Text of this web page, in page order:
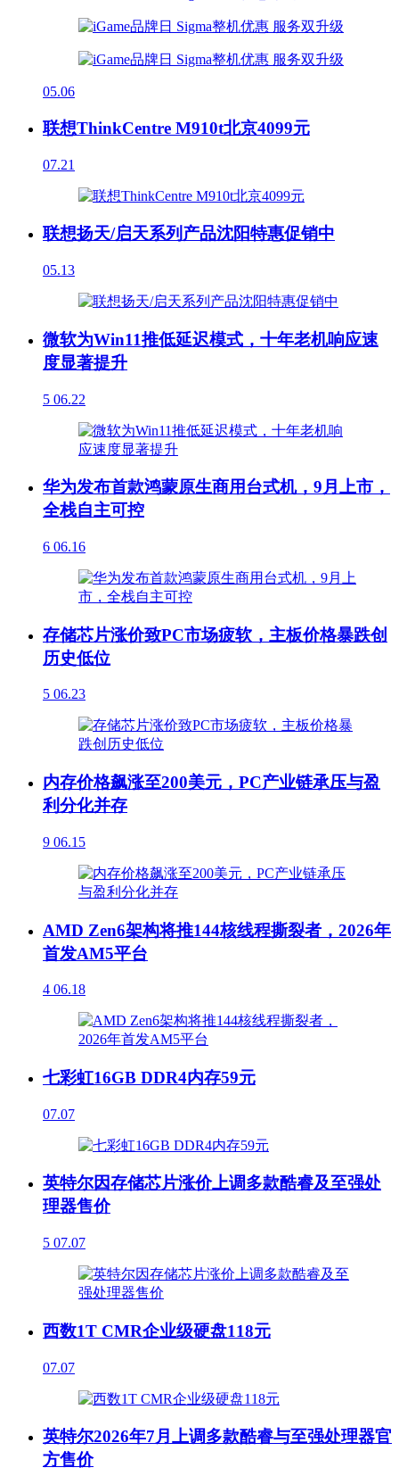
05.06
联想ThinkCentre M910t北京4099元
07.21
联想扬天/启天系列产品沈阳特惠促销中
05.13
微软为Win11推低延迟模式，十年老机响应速
度显著提升
5 06.22
华为发布首款鸿蒙原生商用台式机，9月上市，
全栈自主可控
6 06.16
存储芯片涨价致PC市场疲软，主板价格暴跌创
历史低位
5 06.23
内存价格飙涨至200美元，PC产业链承压与盈
利分化并存
9 06.15
AMD Zen6架构将推144核线程撕裂者，2026年
首发AM5平台
4 06.18
七彩虹16GB DDR4内存59元
07.07
英特尔因存储芯片涨价上调多款酷睿及至强处
理器售价
5 07.07
西数1T CMR企业级硬盘118元
07.07
英特尔2026年7月上调多款酷睿与至强处理器官
方售价